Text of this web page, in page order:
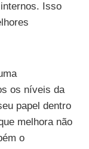
Isso
os níveis da
papel dentro
melhora não
o